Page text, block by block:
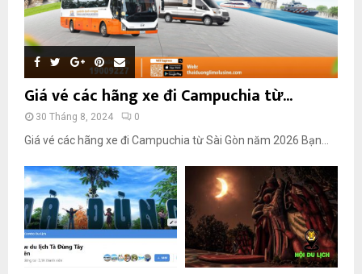
Giá vé các hãng xe đi Campuchia từ...
30 Tháng 8, 2024 0
Giá vé các hãng xe đi Campuchia từ Sài Gòn năm 2026 Bạn...